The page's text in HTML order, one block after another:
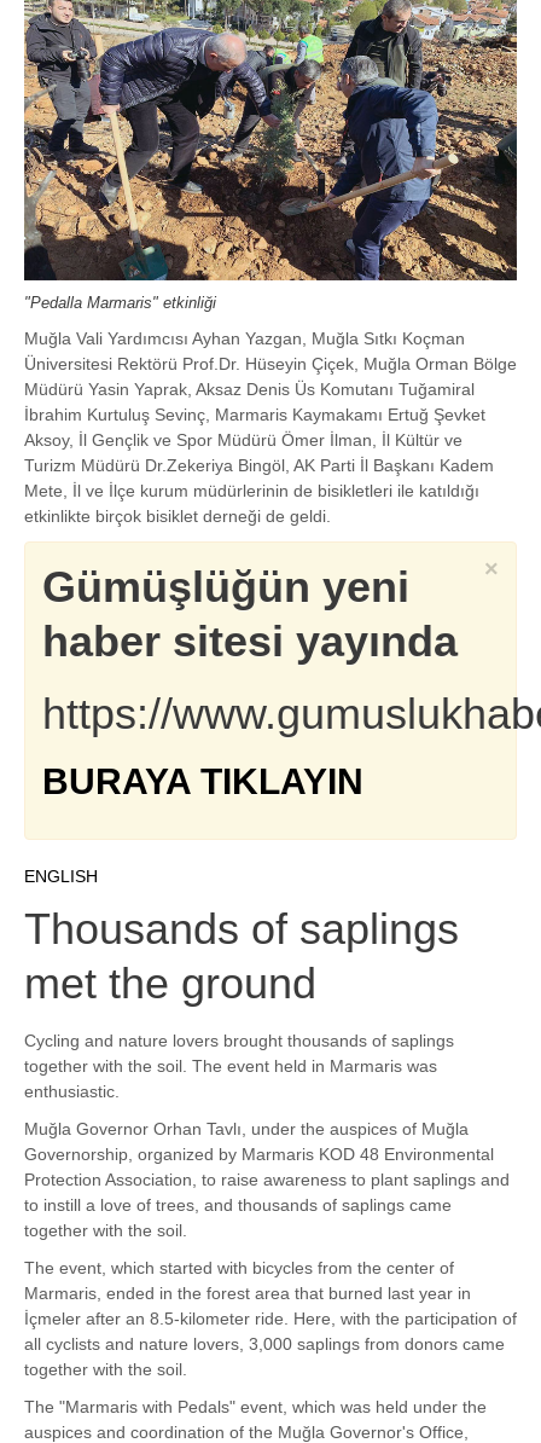
"Pedalla Marmaris" etkinliği
Muğla Vali Yardımcısı Ayhan Yazgan, Muğla Sıtkı Koçman
Üniversitesi Rektörü Prof.Dr. Hüseyin Çiçek, Muğla Orman Bölge
Müdürü Yasin Yaprak, Aksaz Denis Üs Komutanı Tuğamiral
İbrahim Kurtuluş Sevinç, Marmaris Kaymakamı Ertuğ Şevket
Aksoy, İl Gençlik ve Spor Müdürü Ömer İlman, İl Kültür ve
Turizm Müdürü Dr.Zekeriya Bingöl, AK Parti İl Başkanı Kadem
Mete, İl ve İlçe kurum müdürlerinin de bisikletleri ile katıldığı
etkinlikte birçok bisiklet derneği de geldi.
×
Gümüşlüğün yeni
haber sitesi yayında
https://
BURAYA TIKLAYIN
ENGLISH
Thousands of saplings
met the ground
Cycling and nature lovers brought thousands of saplings
together with the soil. The event held in Marmaris was
enthusiastic.
Muğla Governor Orhan Tavlı, under the auspices of Muğla
Governorship, organized by Marmaris KOD 48 Environmental
Protection Association, to raise awareness to plant saplings and
to instill a love of trees, and thousands of saplings came
together with the soil.
The event, which started with bicycles from the center of
Marmaris, ended in the forest area that burned last year in
İçmeler after an 8.5-kilometer ride. Here, with the participation of
all cyclists and nature lovers, 3,000 saplings from donors came
together with the soil.
The "Marmaris with Pedals" event, which was held under the
auspices and coordination of the Muğla Governor's Office,